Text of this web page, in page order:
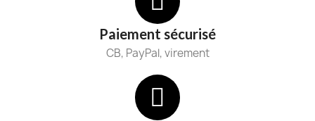
Paiement sécurisé
CB, PayPal, virement